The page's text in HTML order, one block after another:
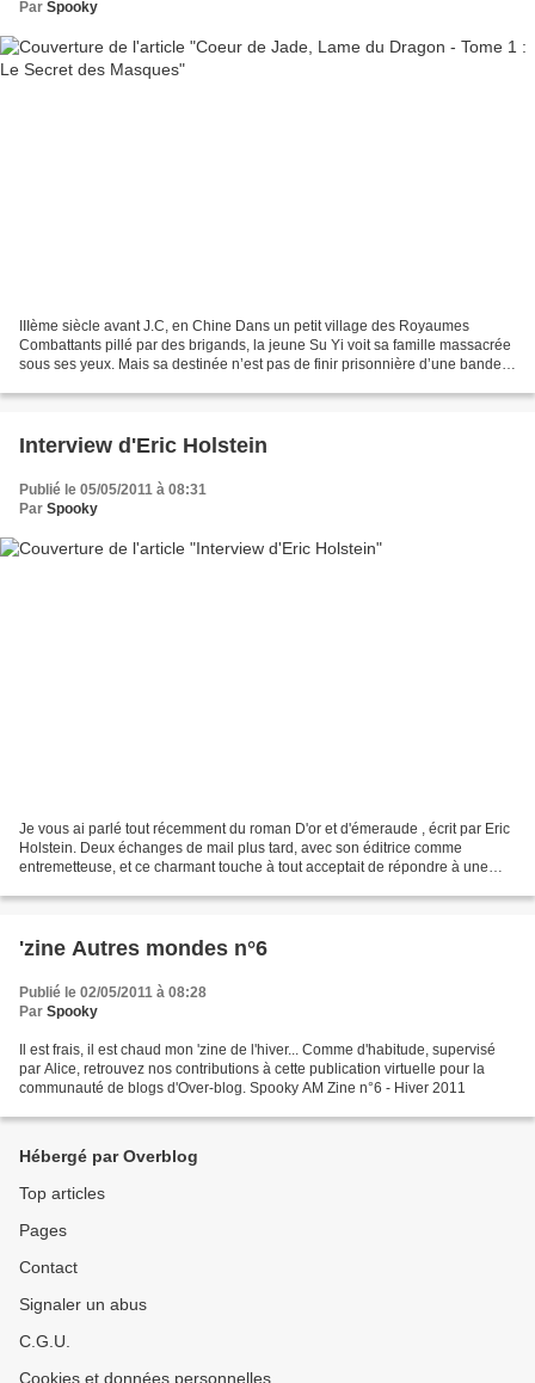
Par Spooky
IIIème siècle avant J.C, en Chine Dans un petit village des Royaumes
Combattants pillé par des brigands, la jeune Su Yi voit sa famille massacrée
sous ses yeux. Mais sa destinée n’est pas de finir prisonnière d’une bande
Interview d'Eric Holstein
Publié le 05/05/2011 à 08:31
Par Spooky
Je vous ai parlé tout récemment du roman D'or et d'émeraude , écrit par Eric
Holstein. Deux échanges de mail plus tard, avec son éditrice comme
entremetteuse, et ce charmant touche à tout acceptait de répondre à une
'zine Autres mondes n°6
Publié le 02/05/2011 à 08:28
Par Spooky
Il est frais, il est chaud mon 'zine de l'hiver... Comme d'habitude, supervisé
par Alice, retrouvez nos contributions à cette publication virtuelle pour la
communauté de blogs d'Over-blog. Spooky AM Zine n°6 - Hiver 2011
Hébergé par Overblog
Top articles
Pages
Contact
Signaler un abus
C.G.U.
Cookies et données personnelles